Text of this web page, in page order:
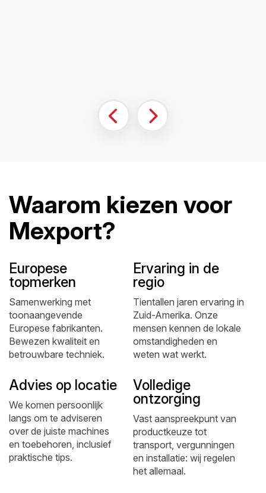
Waarom kiezen voor
Mexport?
Europese
topmerken
Samenwerking met
toonaangevende
Europese fabrikanten.
Bewezen kwaliteit en
betrouwbare techniek.
Ervaring in de
regio
Tientallen jaren ervaring in
Zuid-Amerika. Onze
mensen kennen de lokale
omstandigheden en
weten wat werkt.
Advies op locatie
We komen persoonlijk
langs om te adviseren
over de juiste machines
en toebehoren, inclusief
praktische tips.
Volledige
ontzorging
Vast aanspreekpunt van
productkeuze tot
transport, vergunningen
en installatie: wij regelen
het allemaal.